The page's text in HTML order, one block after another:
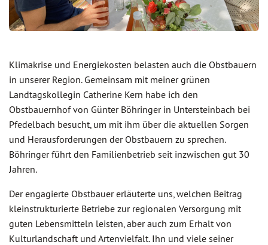
Klimakrise und Energiekosten belasten auch die Obstbauern
in unserer Region. Gemeinsam mit meiner grünen
Landtagskollegin Catherine Kern habe ich den
Obstbauernhof von Günter Böhringer in Untersteinbach bei
Pfedelbach besucht, um mit ihm über die aktuellen Sorgen
und Herausforderungen der Obstbauern zu sprechen.
Böhringer führt den Familienbetrieb seit inzwischen gut 30
Jahren.
Der engagierte Obstbauer erläuterte uns, welchen Beitrag
kleinstrukturierte Betriebe zur regionalen Versorgung mit
guten Lebensmitteln leisten, aber auch zum Erhalt von
Kulturlandschaft und Artenvielfalt. Ihn und viele seiner